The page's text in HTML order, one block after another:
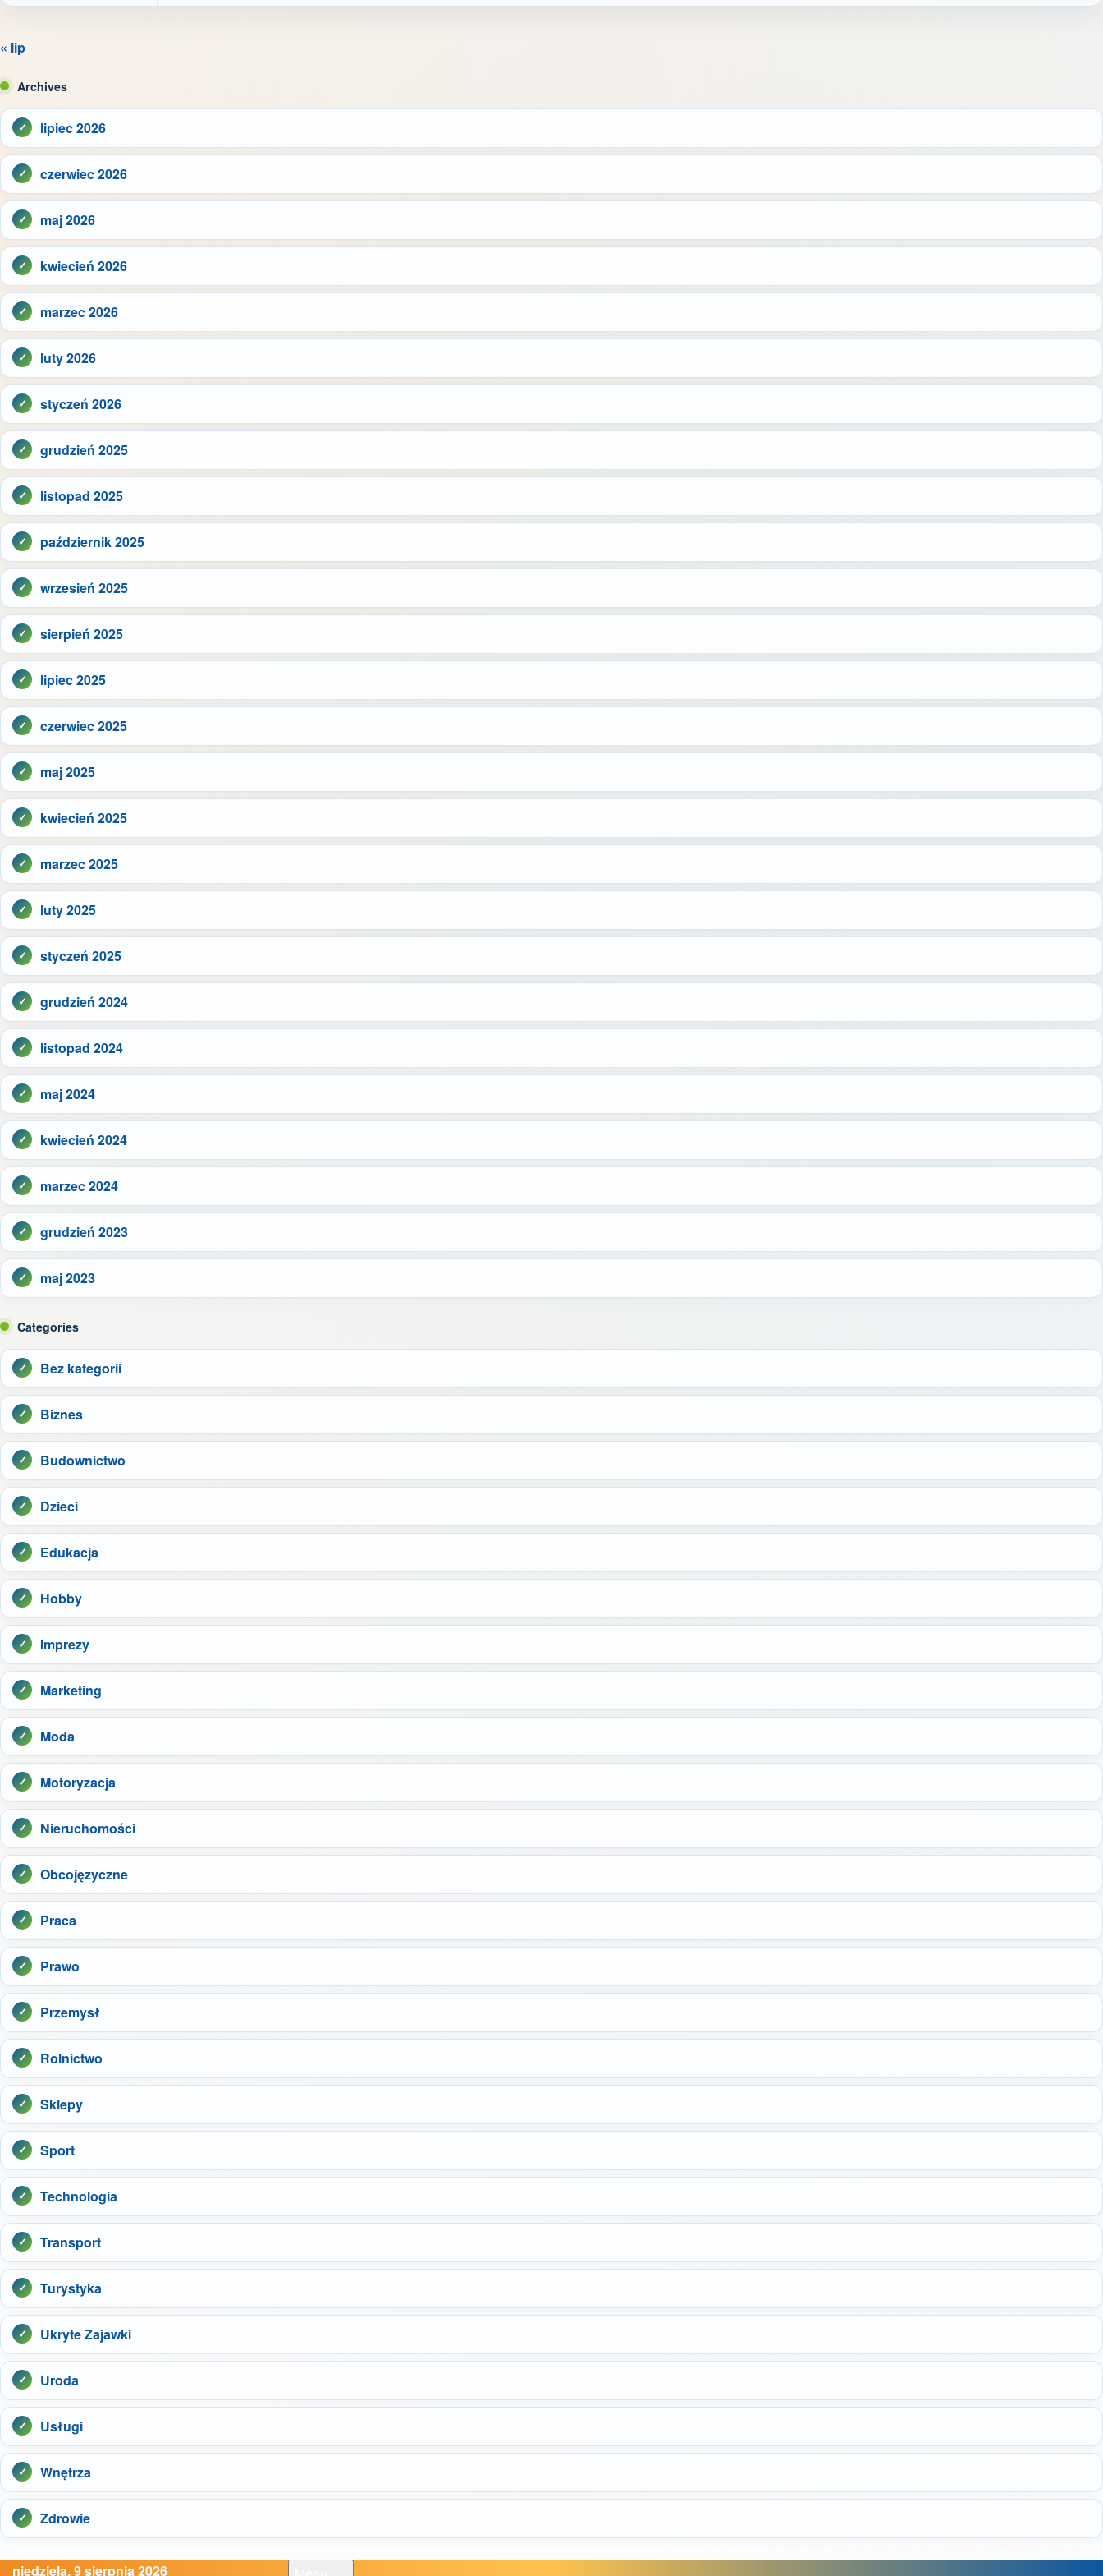
« lip
Archives
lipiec 2026
czerwiec 2026
maj 2026
kwiecień 2026
marzec 2026
luty 2026
styczeń 2026
grudzień 2025
listopad 2025
październik 2025
wrzesień 2025
sierpień 2025
lipiec 2025
czerwiec 2025
maj 2025
kwiecień 2025
marzec 2025
luty 2025
styczeń 2025
grudzień 2024
listopad 2024
maj 2024
kwiecień 2024
marzec 2024
grudzień 2023
maj 2023
Categories
Bez kategorii
Biznes
Budownictwo
Dzieci
Edukacja
Hobby
Imprezy
Marketing
Moda
Motoryzacja
Nieruchomości
Obcojęzyczne
Praca
Prawo
Przemysł
Rolnictwo
Sklepy
Sport
Technologia
Transport
Turystyka
Ukryte Zajawki
Uroda
Usługi
Wnętrza
Zdrowie
niedziela, 9 sierpnia 2026